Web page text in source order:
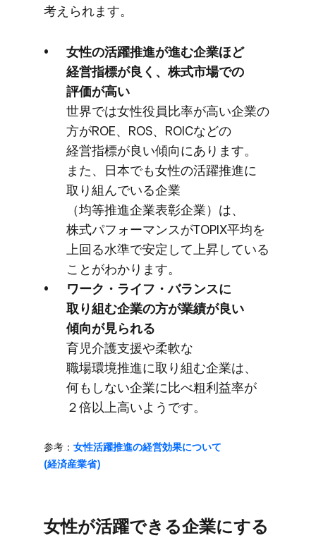
考えられます。
女性の​活躍推進が​進む企業ほど​
経営指標が​良く、​株式市場での​
評価が​高い
世界では​女性役員比率が​高い​企業の​
方が​ROE、​ROS、​ROICなどの​
経営指標が​良い​傾向に​あります。​
また、​日本で​も​女性の​活躍推進に​
取り​組んでいる​企業​
（均等推進企業表彰企業）は、​
株式パフォーマンスが​TOPIX平均を​
上回る​水準で​安定して​上昇している​
ことが​わかります。
ワーク・ライフ・バランスに​
取り組む企業の​方が​業績が​良い​
傾向が​見られる
育児介護支援や​柔軟な​
職場環境推進に​取り組む企業は、​
何もしない​企業に​比べ粗利益率が​
２倍以上​高いようです。
参考​： 女性活躍推進の​経営効果に​ついて​
(経済産業省)
女性が​活躍できる​企業に​する​